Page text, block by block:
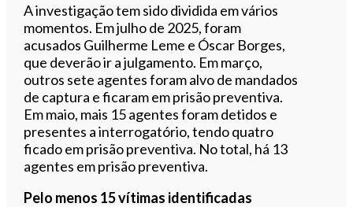
A investigação tem sido dividida em vários
momentos. Em julho de 2025, foram
acusados Guilherme Leme e Óscar Borges,
que deverão ir a julgamento. Em março,
outros sete agentes foram alvo de mandados
de captura e ficaram em prisão preventiva.
Em maio, mais 15 agentes foram detidos e
presentes a interrogatório, tendo quatro
ficado em prisão preventiva. No total, há 13
agentes em prisão preventiva.
Pelo menos 15 vítimas identificadas